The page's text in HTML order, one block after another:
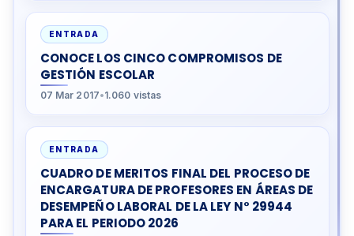
ENTRADA
CONOCE LOS CINCO COMPROMISOS DE
GESTIÓN ESCOLAR
07 Mar 2017•1.060 vistas
ENTRADA
CUADRO DE MERITOS FINAL DEL PROCESO DE
ENCARGATURA DE PROFESORES EN ÁREAS DE
DESEMPEÑO LABORAL DE LA LEY N° 29944
PARA EL PERIODO 2026